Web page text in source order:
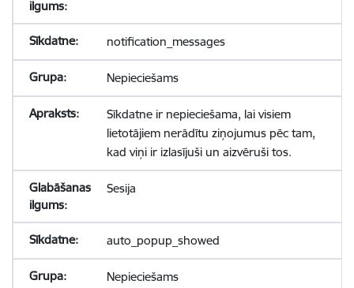
notification_messages
Nepieciešams
Sīkdatne ir nepieciešama, lai visiem
lietotājiem nerādītu ziņojumus pēc tam,
kad viņi ir izlasījuši un aizvēruši tos.
Sesija
auto_popup_showed
Nepieciešams